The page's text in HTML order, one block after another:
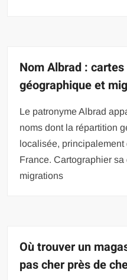
Nom Albrad :
géographique et
Le patronyme Albrad
noms dont la répartition
localisée,
France. Cartographier
migrations
Où trouver un
pas cher près de